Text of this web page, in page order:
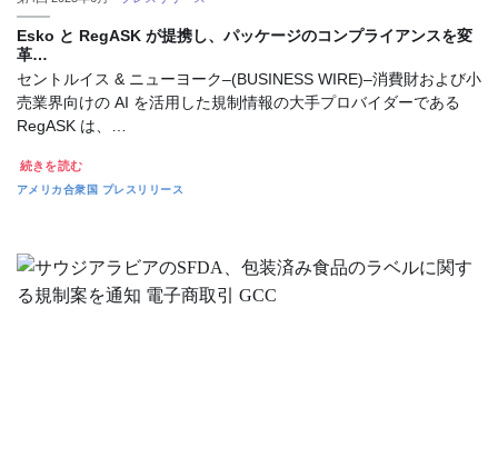
Esko と RegASK が提携し、パッケージのコンプライアンスを変
革…
セントルイス & ニューヨーク–(BUSINESS WIRE)–消費財および小
売業界向けの AI を活用した規制情報の大手プロバイダーである
RegASK は、…
続きを読む
アメリカ合衆国 プレスリリース